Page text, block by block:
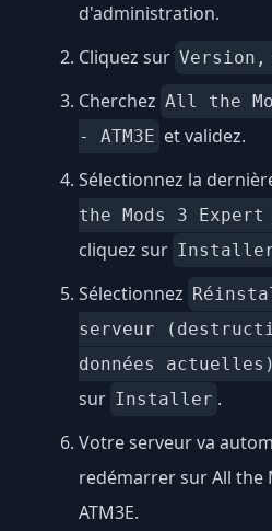
d'administration.
Cliquez sur Version,
Cherchez All the
- ATM3E et validez.
Sélectionnez la
the Mods 3 Expert
cliquez sur
Sélectionnez
serveur
données actuelles)
sur Installer .
Votre serveur va
redémarrer sur All the
ATM3E.